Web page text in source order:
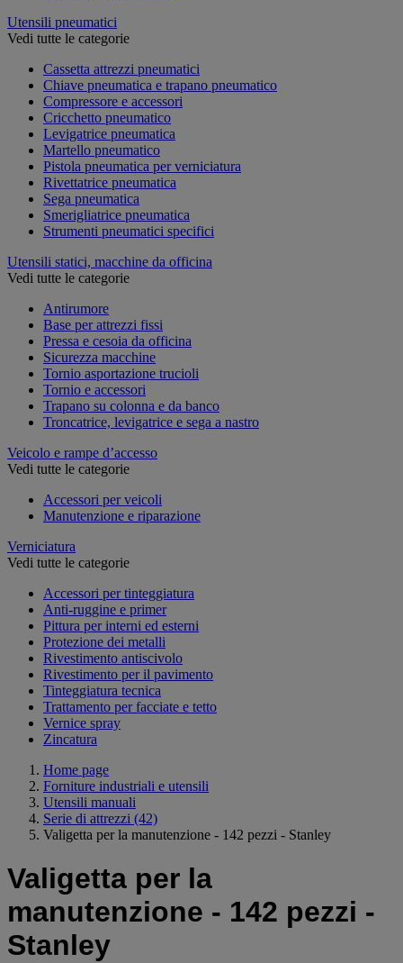
Utensili pneumatici
Vedi tutte le categorie
Cassetta attrezzi pneumatici
Chiave pneumatica e trapano pneumatico
Compressore e accessori
Cricchetto pneumatico
Levigatrice pneumatica
Martello pneumatico
Pistola pneumatica per verniciatura
Rivettatrice pneumatica
Sega pneumatica
Smerigliatrice pneumatica
Strumenti pneumatici specifici
Utensili statici, macchine da officina
Vedi tutte le categorie
Antirumore
Base per attrezzi fissi
Pressa e cesoia da officina
Sicurezza macchine
Tornio asportazione trucioli
Tornio e accessori
Trapano su colonna e da banco
Troncatrice, levigatrice e sega a nastro
Veicolo e rampe d’accesso
Vedi tutte le categorie
Accessori per veicoli
Manutenzione e riparazione
Verniciatura
Vedi tutte le categorie
Accessori per tinteggiatura
Anti-ruggine e primer
Pittura per interni ed esterni
Protezione dei metalli
Rivestimento antiscivolo
Rivestimento per il pavimento
Tinteggiatura tecnica
Trattamento per facciate e tetto
Vernice spray
Zincatura
Home page
Forniture industriali e utensili
Utensili manuali
Serie di attrezzi (42)
Valigetta per la manutenzione - 142 pezzi - Stanley
Valigetta per la
manutenzione - 142 pezzi -
Stanley